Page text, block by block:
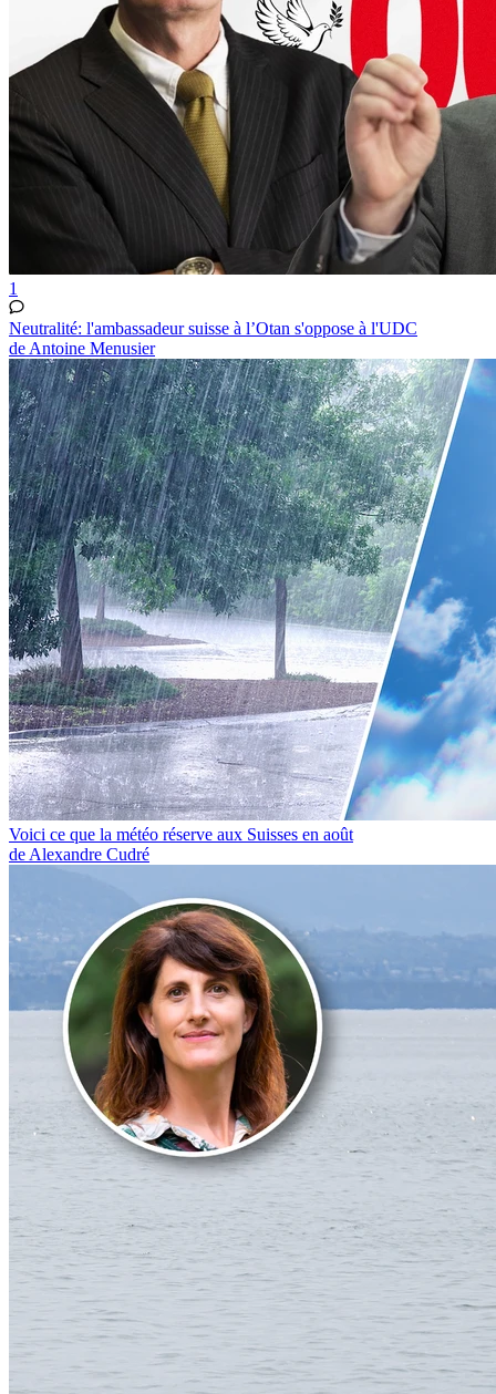
1
Neutralité: l'ambassadeur suisse à l’Otan s'oppose à l'UDC
de Antoine Menusier
Voici ce que la météo réserve aux Suisses en août
de Alexandre Cudré